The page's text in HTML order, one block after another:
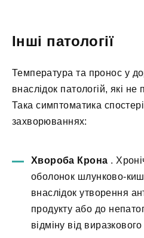
Інші патології
Температура та пронос у
внаслідок патологій, які не
Така симптоматика
захворюваннях:
Хвороба Крона .
оболонок шлунково-
внаслідок утворення
продукту або до
відміну від